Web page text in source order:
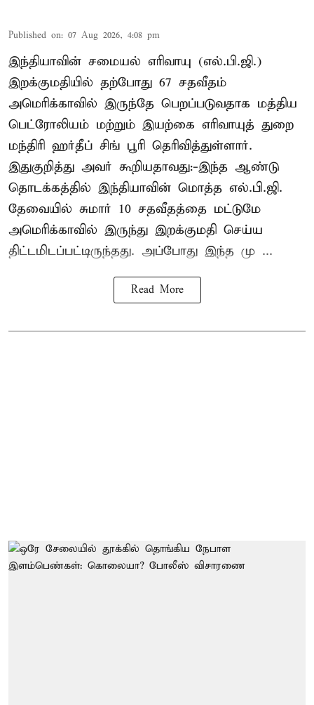
Published on: 07 Aug 2026, 4:08 pm
இந்தியாவின் சமையல் எரிவாயு (எல்.பி.ஜி.)
இறக்குமதியில் தற்போது 67 சதவீதம்
அமெரிக்காவில் இருந்தே பெறப்படுவதாக மத்திய
பெட்ரோலியம் மற்றும் இயற்கை எரிவாயுத் துறை
மந்திரி ஹர்தீப் சிங் பூரி தெரிவித்துள்ளார்.
இதுகுறித்து அவர் கூறியதாவது:-இந்த ஆண்டு
தொடக்கத்தில் இந்தியாவின் மொத்த எல்.பி.ஜி.
தேவையில் சுமார் 10 சதவீதத்தை மட்டுமே
அமெரிக்காவில் இருந்து இறக்குமதி செய்ய
திட்டமிடப்பட்டிருந்தது. அப்போது இந்த மு ...
Read More